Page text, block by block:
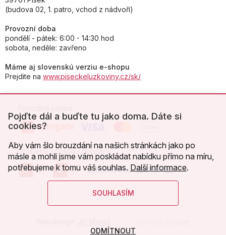
Pojďte dál a buďte tu jako doma. Dáte si
cookies?
Aby vám šlo brouzdání na našich stránkách jako po
másle a mohli jsme vám poskládat nabídku přímo na míru,
potřebujeme k tomu váš souhlas. Další informace.
SOUHLASÍM
ODMÍTNOUT
(budova 02, 1. patro, vchod z nádvoří)
Provozní doba
pondělí - pátek: 6:00 - 14:30 hod
sobota, neděle: zavřeno
Máme aj slovenskú verziu e-shopu
Prejdite na www.piseckeluzkoviny.cz/sk/
Oblíbené způsoby dopravy: